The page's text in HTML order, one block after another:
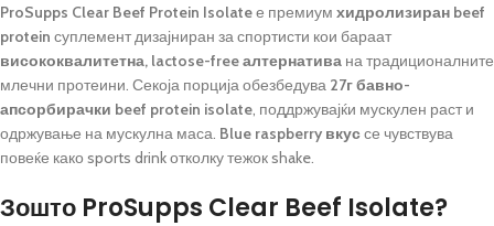
ProSupps Clear Beef Protein Isolateе премиум хидролизиран beef
protein суплемент дизајниран за спортисти кои бараат
висококвалитетна, lactose-free алтернатива на традиционалните
млечни протеини. Секоја порција обезбедува 27г бавно-
апсорбирачки beef protein isolate, поддржувајќи мускулен раст и
одржување на мускулна маса. Blue raspberry вкуссе чувствува
повеќе како sports drink отколку тежок shake.
Зошто ProSupps Clear Beef Isolate?